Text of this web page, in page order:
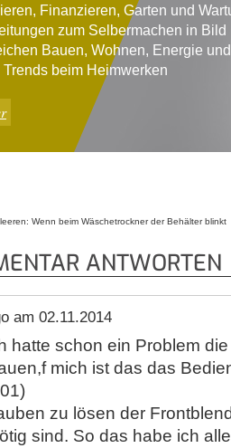
Finanzieren, Garten und
zum Selbermachen in Bild
Bauen, Wohnen, Energie
beim Heimwerken
Wenn beim Wäschetrockner der Behälter blinkt
ANTWORTEN
am 02.11.2014
hatte schon ein Problem
mich ist das das
zu lösen der
sind. So das habe ich